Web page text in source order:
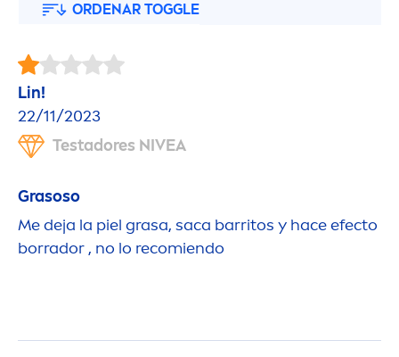
ORDENAR TOGGLE
Lin!
22/11/2023
Testadores NIVEA
Grasoso
Me deja la piel grasa, saca barritos y hace efecto
borrador , no lo recomiendo